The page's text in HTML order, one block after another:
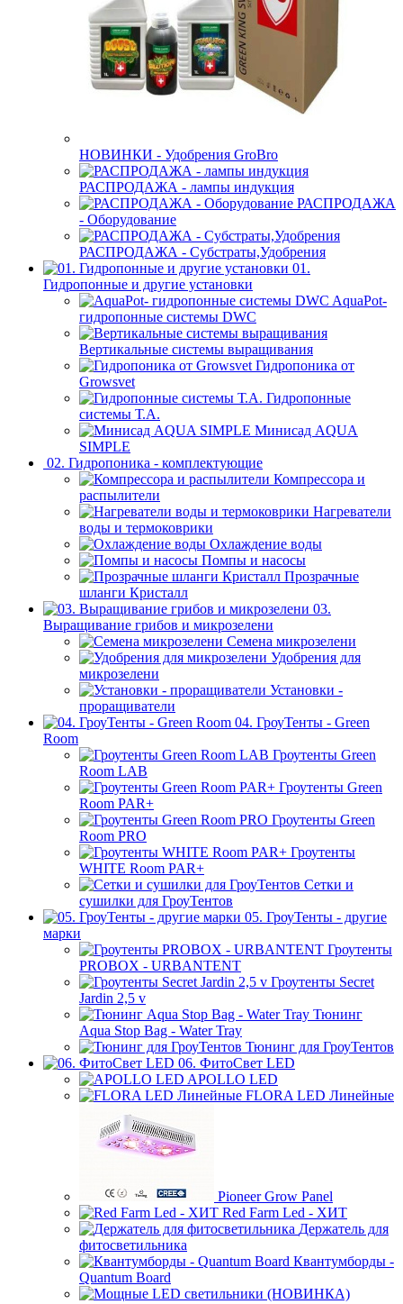
НОВИНКИ - Удобрения GroBro
РАСПРОДАЖА - лампы индукция
РАСПРОДАЖА
- Оборудование
РАСПРОДАЖА - Субстраты,Удобрения
01.
Гидропонные и другие установки
AquaPot-
гидропонные системы DWC
Вертикальные системы выращивания
Гидропоника от
Growsvet
Гидропонные
системы Т.A.
Минисад AQUA
SIMPLE
02. Гидропоника - комплектующие
Компрессора и
распылители
Нагреватели
воды и термоковрики
Охлаждение воды
Помпы и насосы
Прозрачные
шланги Кристалл
03.
Выращивание грибов и микрозелени
Семена микрозелени
Удобрения для
микрозелени
Установки -
проращиватели
04. ГроуТенты - Green
Room
Гроутенты Green
Room LAB
Гроутенты Green
Room PAR+
Гроутенты Green
Room PRO
Гроутенты
WHITE Room PAR+
Сетки и
сушилки для ГроуТентов
05. ГроуТенты - другие
марки
Гроутенты
PROBOX - URBANTENT
Гроутенты Secret
Jardin 2,5 v
Тюнинг
Aqua Stop Bag - Water Tray
Тюнинг для ГроуТентов
06. ФитоСвет LED
APOLLO LED
FLORA LED Линейные
Pioneer Grow Panel
Red Farm Led - ХИТ
Держатель для
фитосветильника
Квантумборды -
Quantum Board